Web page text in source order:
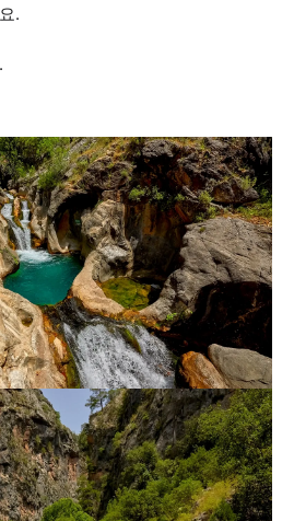
.